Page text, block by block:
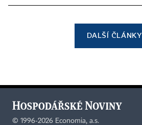
DALŠÍ ČLÁNKY
© 1996-2026 Economia, a.s.